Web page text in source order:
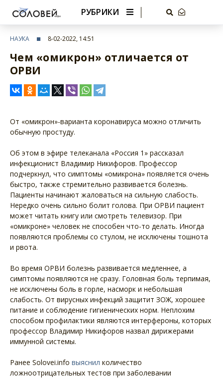
РУБРИКИ
НАУКА 8-02-2022, 14:51
Чем «омикрон» отличается от
ОРВИ
От «омикрон»-варианта коронавируса можно отличить
обычную простуду.
Об этом в эфире телеканала «Россия 1» рассказал
инфекционист Владимир Никифоров. Профессор
подчеркнул, что симптомы «омикрона» появляется очень
быстро, также стремительно развивается болезнь.
Пациенты начинают жаловаться на сильную слабость.
Нередко очень сильно болит голова. При ОРВИ пациент
может читать книгу или смотреть телевизор. При
«омикроне» человек не способен что-то делать. Иногда
появляются проблемы со стулом, не исключены тошнота
и рвота.
Во время ОРВИ болезнь развивается медленнее, а
симптомы появляются не сразу. Головная боль терпимая,
не исключены боль в горле, насморк и небольшая
слабость. От вирусных инфекций защитит ЗОЖ, хорошее
питание и соблюдение гигиенических норм. Неплохим
способом профилактики являются интерфероны, которых
профессор Владимир Никифоров назвал дирижерами
иммунной системы.
Ранее Solovei.info выяснил количество
ложноотрицательных тестов при заболевании